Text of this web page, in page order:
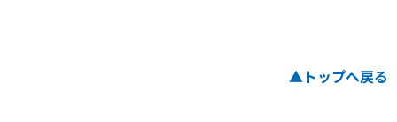
▲トップへ戻る